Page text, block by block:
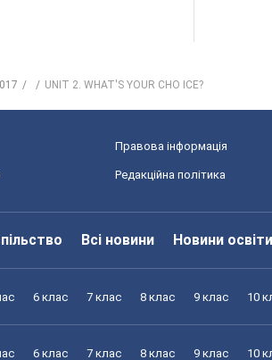
UNIT 2. WHAT'S YOUR CHO ICE?
Правова інформація
Редакційна політика
Всі новини Новини освіти
6 клас 7 клас 8 клас 9 клас 10
6 клас 7 клас 8 клас 9 клас 10